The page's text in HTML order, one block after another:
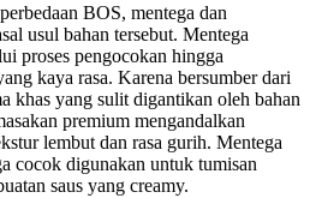
BOS, mentega dan
usul bahan tersebut. Mentega
proses pengocokan hingga
kaya rasa. Karena bersumber dari
khas yang sulit digantikan oleh bahan
premium mengandalkan
lembut dan rasa gurih. Mentega
cocok digunakan untuk tumisan
saus yang creamy.